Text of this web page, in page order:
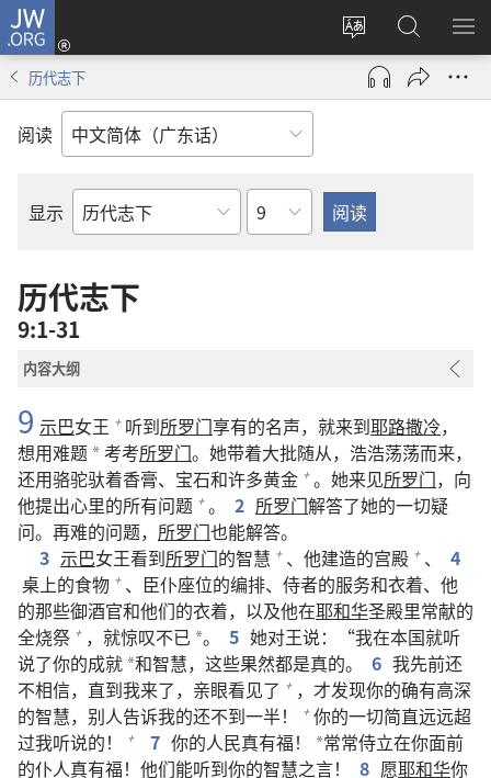
JW.ORG
更
改
网
登
录
（打
搜
索
JW.ORG
显
历代志下
阅读
显示
圣
经
卷
章
历代志下
9:1-31
内容大纲
9 示巴女王 + 听到所罗门享有的名声，就来到耶路撒冷，
想用难题 *考考所罗门。她带着大批随从，浩浩荡荡而来，
还用骆驼驮着香膏、宝石和许多黄金 + 。她来见所罗门，向
他提出心里的所有问题 + 。 2 所罗门解答了她的一切疑
问。再难的问题， 所罗门也能解答。
3 示巴女王看到所罗门的智慧 + 、他建造的宫殿 + 、
4
桌上的食物 + 、臣仆座位的编排、侍者的服务和衣着、他
的那些御酒官和他们的衣着，以及他在耶和华圣殿里常献的
全烧祭 + ，就惊叹不已 *。 5 她对王说：“我在本国就听
说了你的成就 *和智慧，这些果然都是真的。 6 我先前还
不相信，直到我来了，亲眼看见了 + ，才发现你的确有高深
的智慧，别人告诉我的还不到一半！
+ 你的一切简直远远超
过我听说的！
+ 7 你的人民真有福！ *常常侍立在你面前
的仆人真有福！他们能听到你的智慧之言！
8 愿耶和华你